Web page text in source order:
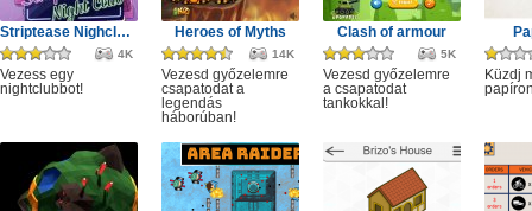
Striptease Nighclub Manager
4K
Vezess egy
nightclubbot!
Heroes of Myths
14K
Vezesd győzelemre
csapatodat a
legendás
háborúban!
Clash of armour
5K
Vezesd győzelemre
a csapatodat
tankokkal!
Küzdj